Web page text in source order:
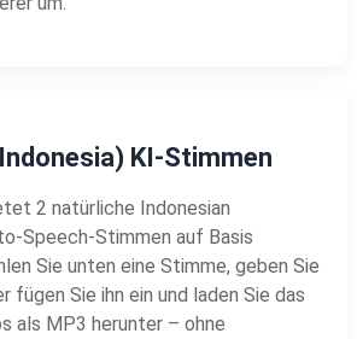
KI-Stimmen
2 natürliche Indonesian
Speech-Stimmen auf Basis
Sie unten eine Stimme, geben Sie
fügen Sie ihn ein und laden Sie das
als MP3 herunter – ohne